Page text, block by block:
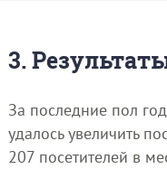
3.
За последние пол
удалось увеличить
207 посетителей в